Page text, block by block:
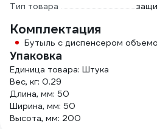
Тип товара
Комплектация
Бутыль с диспенсером
Упаковка
Единица товара: Штука
Вес, кг: 0.29
Длина, мм: 50
Ширина, мм: 50
Высота, мм: 200